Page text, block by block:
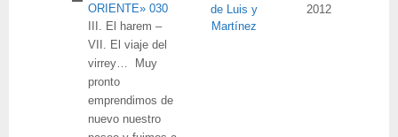
ORIENTE» 030
III. El harem –
VII. El viaje del
virrey… Muy
pronto
emprendimos de
nuevo nuestro
de Luis y
Martínez
2012